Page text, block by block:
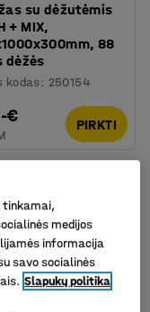
su dėžutėmis
+ MIX,
88
dėžės
kodas : 250154
€ PIRKTI
tinkamai,
medijos
informacija
savo socialinės
Slapukų politika